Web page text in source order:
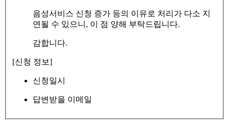
음성서비스 신청 증가 등의 이유로 처리가 다소 지
연될 수 있으니, 이 점 양해 부탁드립니다.
감합니다.
[신청 정보]
신청일시
답변받을 이메일